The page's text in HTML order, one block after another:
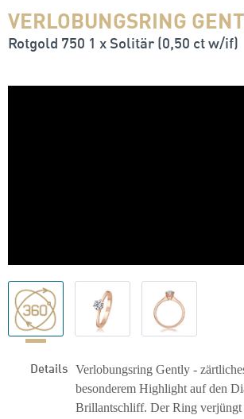
VERLOBUNGSRING
Rotgold 750 1 x Solitär (0,50 ct w/if)
Details Verlobungsring Gently -
besonderem Highlight auf den
Brillantschliff. Der Ring verjüngt